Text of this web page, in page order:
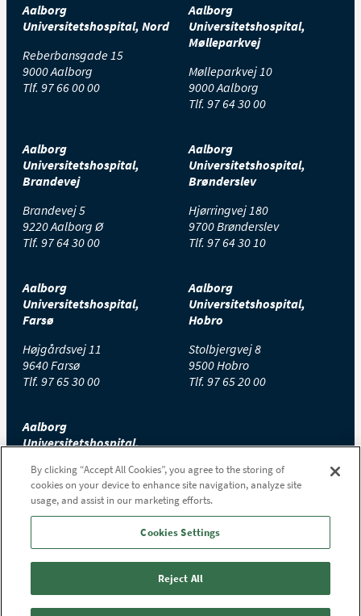
Aalborg
Universitetshospital, Nord
Reberbansgade 15
9000 Aalborg
Tlf. 97 66 00 00
Aalborg
Universitetshospital,
Mølleparkvej
Mølleparkvej 10
9000 Aalborg
Tlf. 97 64 30 00
Aalborg
Universitetshospital,
Brandevej
Brandevej 5
9220 Aalborg Ø
Tlf. 97 64 30 00
Aalborg
Universitetshospital,
Brønderslev
Hjørringvej 180
9700 Brønderslev
Tlf. 97 64 30 10
Aalborg
Universitetshospital,
Farsø
Højgårdsvej 11
9640 Farsø
Tlf. 97 65 30 00
Aalborg
Universitetshospital,
Hobro
Stolbjergvej 8
9500 Hobro
Tlf. 97 65 20 00
Aalborg
Universitetshospital,
Højtoftevej 2
7700 Thisted
Tlf.97 65 00 00
By clicking “Accept All Cookies”, you agree to the storing of
cookies on your device to enhance site navigation, analyze site
usage, and assist in our marketing efforts.
Cookies Settings
Reject All